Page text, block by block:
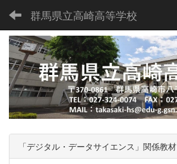
群馬県立高崎高等学校
「デジタル・データサイエンス」関係教材